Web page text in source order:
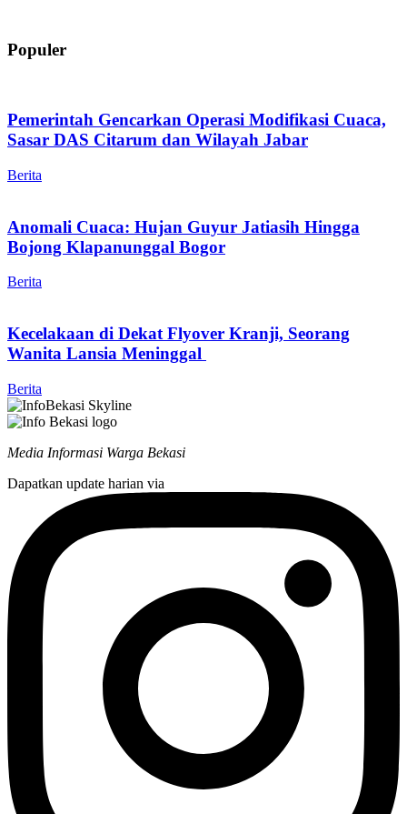
Populer
Pemerintah Gencarkan Operasi Modifikasi Cuaca,
Sasar DAS Citarum dan Wilayah Jabar
Berita
Anomali Cuaca: Hujan Guyur Jatiasih Hingga
Bojong Klapanunggal Bogor
Berita
Kecelakaan di Dekat Flyover Kranji, Seorang
Wanita Lansia Meninggal
Berita
Media Informasi Warga Bekasi
Dapatkan update harian via